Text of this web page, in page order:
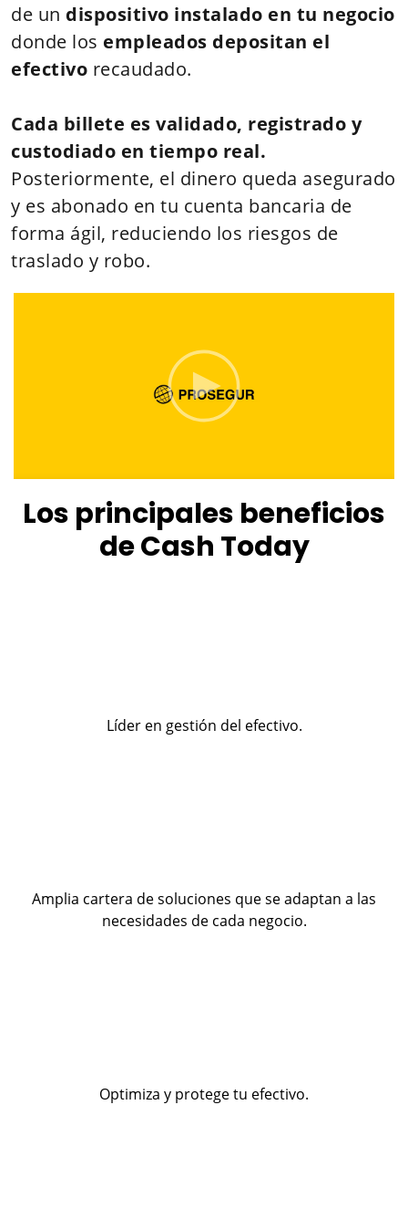
de un dispositivo instalado en tu negocio
donde los empleados depositan el
efectivo recaudado.
Cada billete es validado, registrado y
custodiado en tiempo real.
Posteriormente, el dinero queda asegurado
y es abonado en tu cuenta bancaria de
forma ágil, reduciendo los riesgos de
traslado y robo.
Los principales beneficios
de Cash Today
Líder en gestión del efectivo.
Amplia cartera de soluciones que se adaptan a las
necesidades de cada negocio.
Optimiza y protege tu efectivo.